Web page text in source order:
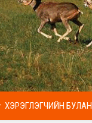
ХЭРЭГЛЭГЧИЙН БУЛАН